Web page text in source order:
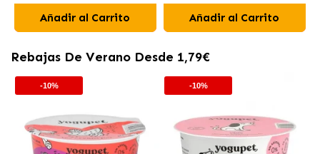
Añadir al Carrito Añadir al Carrito
Rebajas De Verano Desde 1,79€
-10% -10%